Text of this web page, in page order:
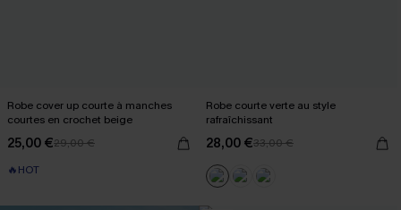
Robe cover up courte à manches
courtes en crochet beige
25,00 €29,00 €
🔥HOT
Robe courte verte au style
rafraîchissant
28,00 €33,00 €